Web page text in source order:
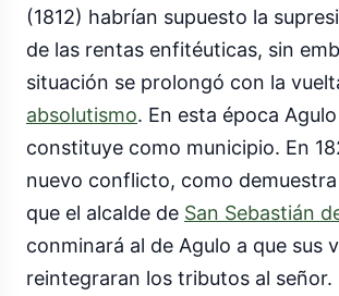
(1812) habrían supuesto la
de las rentas enfitéuticas, sin
situación se prolongó con la
absolutismo. En esta época
constituye como municipio. En
nuevo conflicto, como
que el alcalde de San Sebastián
conminará al de Agulo a que sus
reintegraran los tributos al señor.